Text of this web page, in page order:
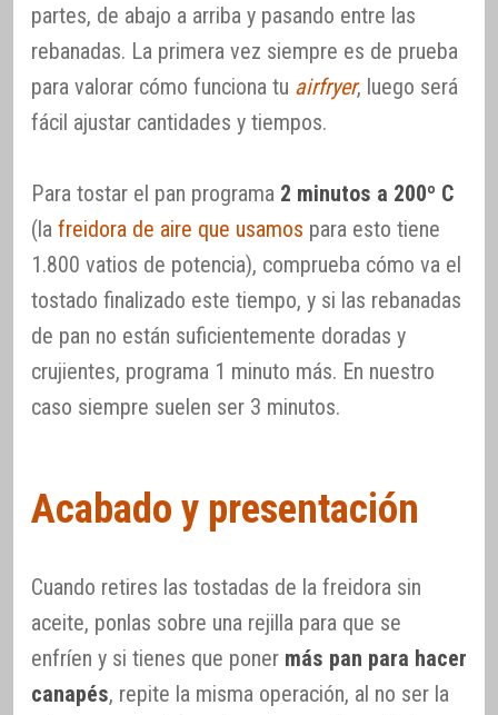
partes, de abajo a arriba y pasando entre las
rebanadas. La primera vez siempre es de prueba
para valorar cómo funciona tu airfryer, luego será
fácil ajustar cantidades y tiempos.
Para tostar el pan programa 2 minutos a 200º C
(la freidora de aire que usamos para esto tiene
1.800 vatios de potencia), comprueba cómo va el
tostado finalizado este tiempo, y si las rebanadas
de pan no están suficientemente doradas y
crujientes, programa 1 minuto más. En nuestro
caso siempre suelen ser 3 minutos.
Acabado y presentación
Cuando retires las tostadas de la freidora sin
aceite, ponlas sobre una rejilla para que se
enfríen y si tienes que poner más pan para hacer
canapés, repite la misma operación, al no ser la